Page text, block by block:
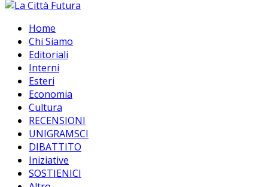
Home
Chi Siamo
Editoriali
Interni
Esteri
Economia
Cultura
RECENSIONI
UNIGRAMSCI
DIBATTITO
Iniziative
SOSTIENICI